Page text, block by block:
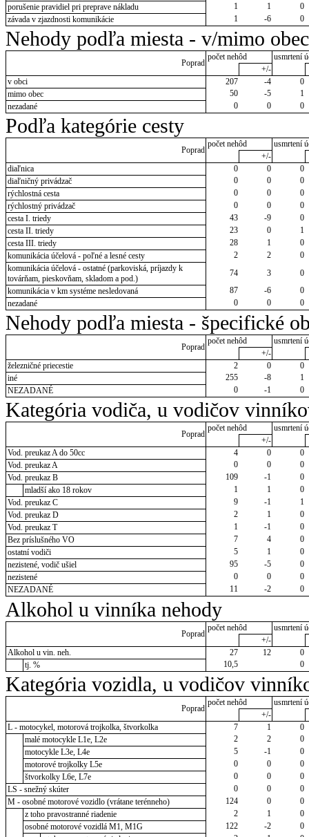
porušenie pravidiel pri preprave nákladu
1 1
0
závada v zjazdnosti komunikácie
1 -6 0
Nehody podľa miesta - v/mimo obec
Poprad
počet nehôd
usmrtení
+/-
v obci
207 -4
0
mimo obec
50 -5
1
nezadané
0 0 0
Podľa kategórie cesty
Poprad
počet nehôd
usmrtení
+/-
diaľnica
0 0
0
diaľničný privádzač
0 0
0
rýchlostná cesta
0 0
0
rýchlostný privádzač
0 0
0
cesta I. triedy
43 -9
0
cesta II. triedy
23 0
1
cesta III. triedy
28 1
0
komunikácia účelová - poľné a lesné cesty
2 2
0
komunikácia účelová - ostatné (parkoviská, príjazdy k
továrňam, pieskovňam, skladom a pod.)
74 3
0
komunikácia v km systéme nesledovaná
87 -6
0
nezadané
0 0 0
Nehody podľa miesta - špecifické
Poprad
počet nehôd
usmrtení
+/-
železničné priecestie
2 0
0
iné
255 -8
1
NEZADANÉ
0 -1 0
Kategória vodiča, u vodičov
Poprad
počet nehôd
usmrtení
+/-
Vod. preukaz A do 50cc
4 0
0
Vod. preukaz A
0 0
0
Vod. preukaz B
109 -1
0
mladší ako 18 rokov
1 1
0
Vod. preukaz C
9 -1
1
Vod. preukaz D
2 1
0
Vod. preukaz T
1 -1
0
Bez príslušného VO
7 4
0
ostatní vodiči
5 1
0
nezistené, vodič ušiel
95 -5
0
nezistené
0 0
0
NEZADANÉ
11 -2 0
Alkohol u vinníka nehody
Poprad
počet nehôd
usmrtení
+/-
Alkohol u vin. neh.
27 12
0
tj. %
10,5 0
Kategória vozidla, u vodičov
Poprad
počet nehôd
usmrtení
+/-
L - motocykel, motorová trojkolka, štvorkolka
7 1
0
malé motocykle L1e, L2e
2 2
0
motocykle L3e, L4e
5 -1
0
motorové trojkolky L5e
0 0
0
štvorkolky L6e, L7e
0 0
0
LS - snežný skúter
0 0
0
M - osobné motorové vozidlo (vrátane terénneho)
124 0
0
z toho pravostranné riadenie
2 1
0
osobné motorové vozidlá M1, M1G
122 -2
0